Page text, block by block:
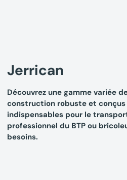
Jerrican
Découvrez une gamme variée
construction robuste et
indispensables pour le
professionnel du BTP ou
besoins.